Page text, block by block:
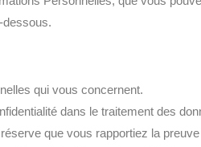
dessous.
qui vous concernent.
dans le traitement des
que vous rapportiez la